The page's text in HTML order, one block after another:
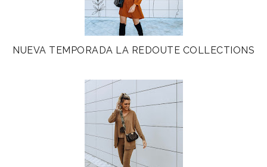
NUEVA TEMPORADA LA REDOUTE COLLECTIONS